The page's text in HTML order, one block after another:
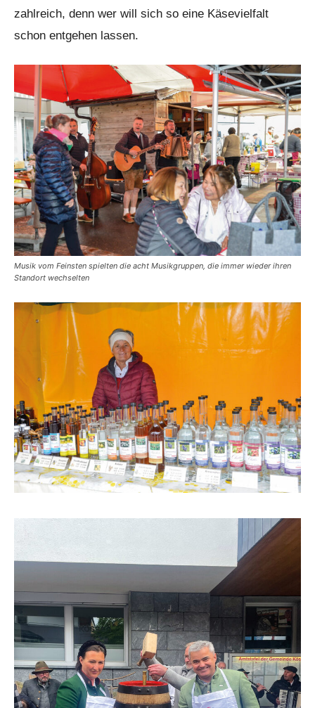
zahlreich, denn wer will sich so eine Käsevielfalt
schon entgehen lassen.
Musik vom Feinsten spielten die acht Musikgruppen, die immer wieder ihren
Standort wechselten